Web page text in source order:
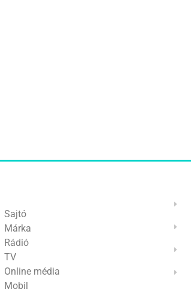
Sajtó
Márka
Rádió
TV
Online média
Mobil